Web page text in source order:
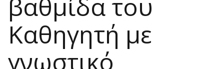
βαθμίδα του
Καθηγητή με
γνωστικό